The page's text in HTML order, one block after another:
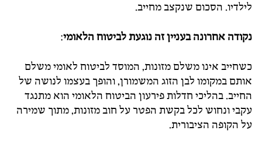
לילדיו. הסכום שנקצב מחייב.
נקודה אחרונה בעניין זה נוגעת לביטוח הלאומי:
כשחייב אינו משלם מזונות, המוסד לביטוח לאומי משלם
אותם במקומו לבן הזוג המשמורן, והופך בעצמו לנושה של
החייב. בהליכי חדלות פירעון הביטוח הלאומי הוא מתנגד
עקבי ונחוש לכל בקשת הפטר על חוב מזונות, מתוך שמירה
על הקופה הציבורית.